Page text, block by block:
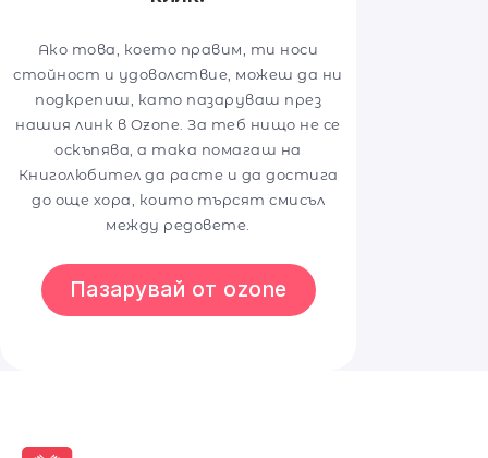
Ако това, което правим, ти носи
стойност и удоволствие, можеш да ни
подкрепиш, като пазаруваш през
нашия линк в Ozone. За теб нищо не се
оскъпява, а така помагаш на
Книголюбител да расте и да достига
до още хора, които търсят смисъл
между редовете.
Пазарувай от ozone